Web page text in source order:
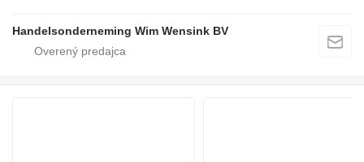
Handelsonderneming Wim Wensink BV